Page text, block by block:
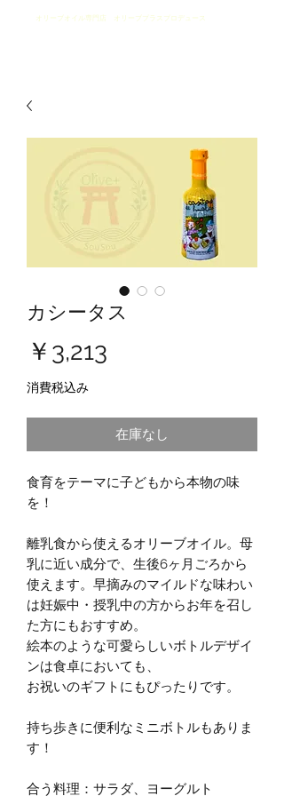
​オリーブオイル専門店 オリーブプラスプロデュース
カシータス
￥3,213
消費税込み
在庫なし
食育をテーマに子どもから本物の味
を！
離乳食から使えるオリーブオイル。母
乳に近い成分で、生後6ヶ月ごろから
使えます。早摘みのマイルドな味わい
は妊娠中・授乳中の方からお年を召し
た方にもおすすめ。
絵本のような可愛らしいボトルデザイ
ンは食卓においても、
お祝いのギフトにもぴったりです。
持ち歩きに便利なミニボトルもありま
す！
合う料理：サラダ、ヨーグルト